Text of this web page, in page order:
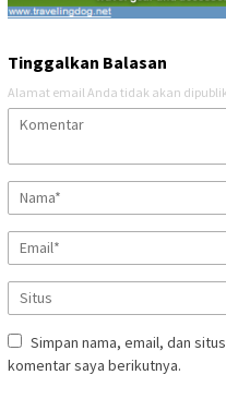
Tinggalkan Balasan
Alamat email Anda tidak akan
Simpan nama, email, dan
komentar saya berikutnya.